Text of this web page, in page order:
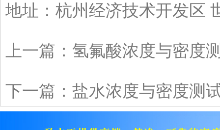
地址：杭州经济技术开发区
上一篇： 氢氟酸浓度与密度
下一篇： 盐水浓度与密度测